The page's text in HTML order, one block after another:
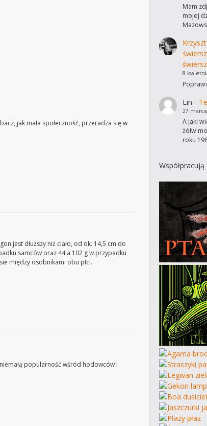
jak mała społeczność, przeradza się w
jest dłuższy niż ciało, od ok. 14,5 cm do
samców oraz 44 a 102 g w przypadku
między osobnikami obu płci.
popularność wśród hodowców i
Mam
mojej
8
Lin -
27
A jaki
żółw
roku